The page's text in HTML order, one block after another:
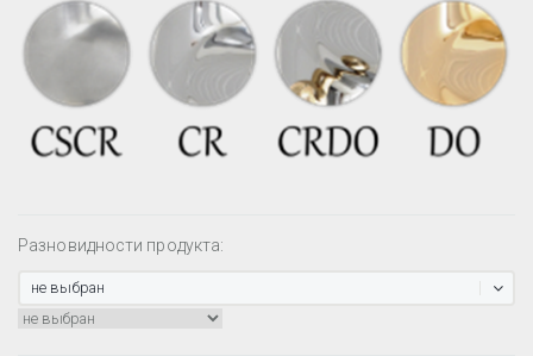
Разновидности продукта:
не выбран